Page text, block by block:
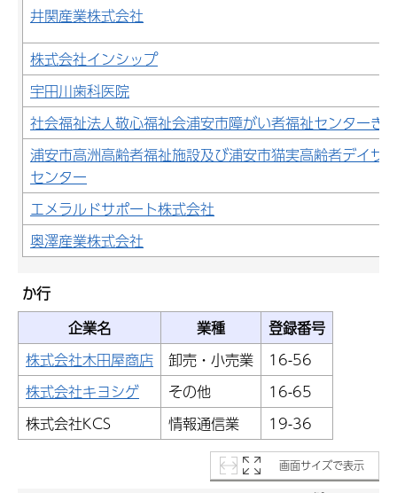
井関産業株式会社
株式会社インシップ
宇田川歯科医院
社会福祉法人敬心福祉会浦安市障がい者福祉センターき
浦安市高洲高齢者福祉施設及び浦安市猫実高齢者デイサ
センター
エメラルドサポート株式会社
奥澤産業株式会社
か行
企業名
業種
登録番号
株式会社木田屋商店
卸売・小売業
16-56
株式会社キヨシゲ
その他
16-65
株式会社KCS
情報通信業 19-36
画面サイズで表示